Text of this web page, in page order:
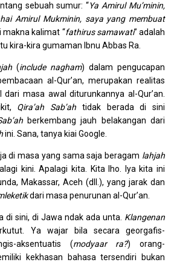
sebuah sumur: “Ya Amirul Mu’minin,
Amirul Mukminin, saya yang membuat
makna kalimat “fathirus samawati” adalah
kira-kira gumaman Ibnu Abbas Ra.
(include nagham) dalam pengucapan
al-Qur’an, merupakan realitas
masa awal diturunkannya al-Qur’an.
Qira’ah Sab’ah tidak berada di sini
berkembang jauh belakangan dari
ini. Sana, tanya kiai Google.
di masa yang sama saja beragam lahjah
kini. Apalagi kita. Kita lho. Iya kita ini
Makassar, Aceh (dll.), yang jarak dan
dari masa penurunan al-Qur’an.
di sini, di Jawa ndak ada unta. Klangenan
Ya wajar bila secara georgafis-
aksentuatis (modyaar ra?) orang-
kekhasan bahasa tersendiri bukan